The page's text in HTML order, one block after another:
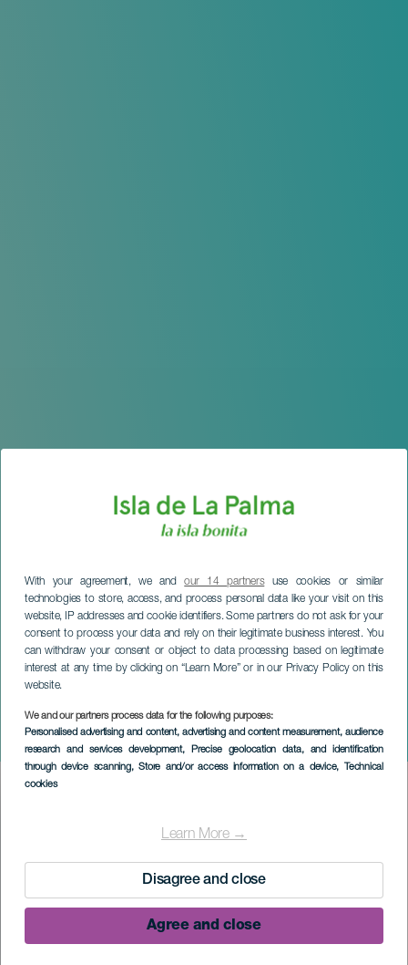
With your agreement, we andour 14 partnersuse cookies or similar
technologies to store, access, and process personal data like your visit on this
website, IP addresses and cookie identifiers. Some partners do not ask for your
consent to process your data and rely on their legitimate business interest. You
can withdraw your consent or object to data processing based on legitimate
interest at any time by clicking on “Learn More” or in our Privacy Policy on this
website.
We and our partners process data for the following purposes:
Personalised advertising and content, advertising and content measurement, audience
research and services development, Precise geolocation data, and identification
through device scanning, Store and/or access information on a device, Technical
cookies
Learn More →
Disagree and close
Agree and close
Carnevale di Garafía
LA PALMA
Imagen